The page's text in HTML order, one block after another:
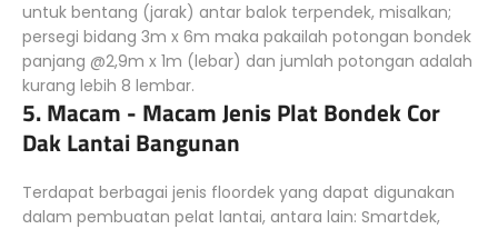
untuk bentang (jarak) antar balok terpendek, misalkan;
persegi bidang 3m x 6m maka pakailah potongan bondek
panjang @2,9m x 1m (lebar) dan jumlah potongan adalah
kurang lebih 8 lembar.
5. Macam - Macam Jenis Plat Bondek Cor
Dak Lantai Bangunan
Terdapat berbagai jenis floordek yang dapat digunakan
dalam pembuatan pelat lantai, antara lain: Smartdek,